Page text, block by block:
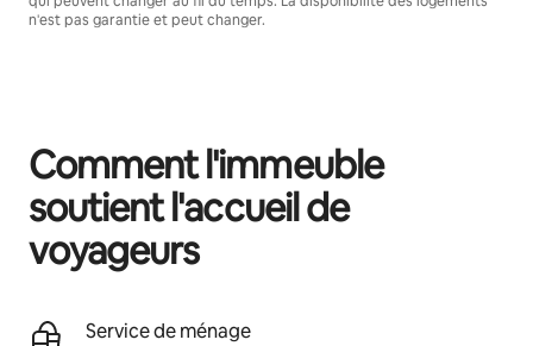
n'est pas garantie et peut changer.
Comment l'immeuble
soutient l'accueil de
voyageurs
Service de ménage